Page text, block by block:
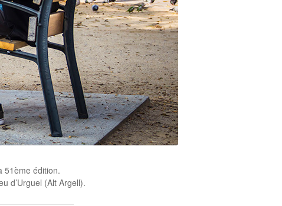
51ème édition.
d’Urguel (Alt Argell).